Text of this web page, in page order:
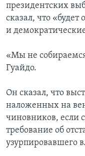
президентских
сказал, что «будет
и
«Мы не
Гуайдо.
Он сказал, что
наложенных на
чиновников, если
требование об
узурпировавшего